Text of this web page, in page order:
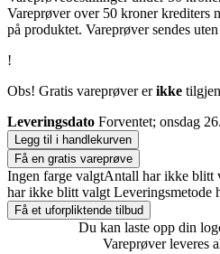
Vareprøver over 50 kroner krediters
på produktet. Vareprøver sendes
!
Obs! Gratis vareprøver erikke
Leveringsdato Forventet; onsdag
Legg til i handlekurven
Få en gratis vareprøve
Ingen farge valgtAntall har ikke blitt
har ikke blitt valgt Leveringsmetode
Få et uforpliktende tilbud
Du kan laste opp din
Vareprøver leveres